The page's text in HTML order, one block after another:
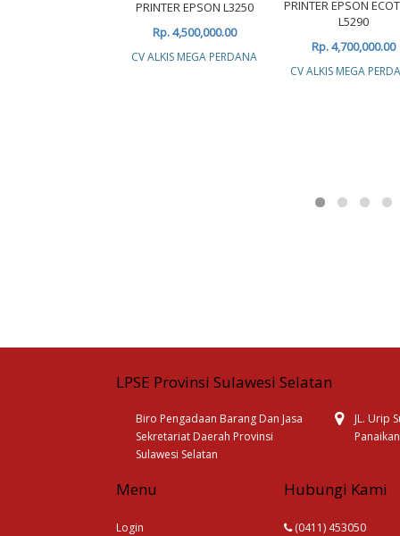
PRINTER EPSON L3250
Rp. 4,500,000.00
CV ALKIS MEGA PERDANA
PRINTER EPSON
L5290
Rp. 4,700,000.00
CV ALKIS MEGA
LPSE Provinsi Sulawesi Selatan
Biro Pengadaan Barang Dan Jasa
Sekretariat Daerah Provinsi
Sulawesi Selatan
JL. Urip
Menu
Login
Hubungi Kami
(0411) 453050